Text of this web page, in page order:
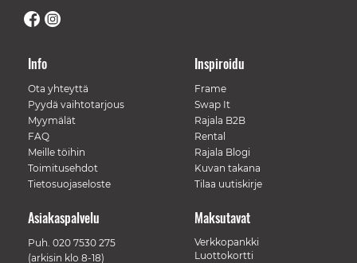
Info
Ota yhteyttä
Pyydä vaihtotarjous
Myymälät
FAQ
Meille töihin
Toimitusehdot
Tietosuojaseloste
Inspiroidu
Frame
Swap It
Rajala B2B
Rental
Rajala Blogi
Kuvan takana
Tilaa uutiskirje
Maksutavat
Verkkopankki
Luottokortti
Asiakaspalvelu
Puh. 020 7530 275
(arkisin klo 8-18)